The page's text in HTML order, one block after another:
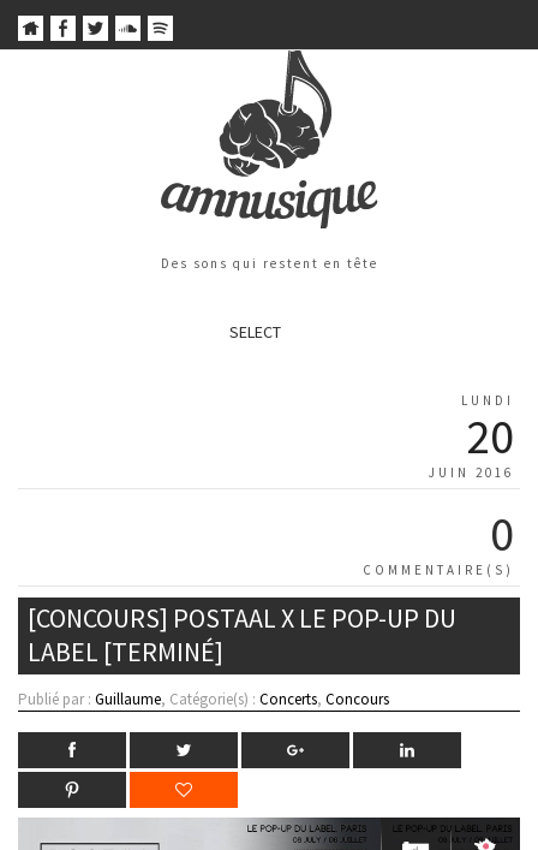
Des sons qui restent en tête
SELECT
LUNDI
20
JUIN 2016
0
COMMENTAIRE(S)
[CONCOURS] POSTAAL X LE POP-UP DU
LABEL [TERMINÉ]
Publié par : Guillaume, Catégorie(s) : Concerts, Concours